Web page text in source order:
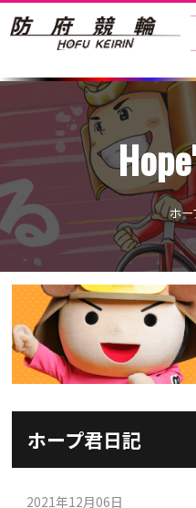
ホーム
新着情報
地元選手
お問い合わせ
開催日程
本場開催
パンフレット
出場予定選手
施設ガイド
施設紹介
有料席
ホー
ホープ君日記
2021年12月06日